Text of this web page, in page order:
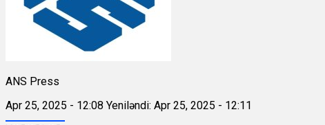
ANS Press
Apr 25, 2025 - 12:08 Yeniləndi: Apr 25, 2025 - 12:11